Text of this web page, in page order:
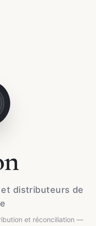
distributeurs de
et réconciliation —